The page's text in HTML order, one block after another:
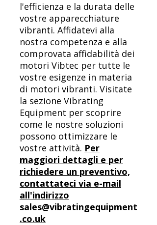
l'efficienza e la durata delle
vostre apparecchiature
vibranti. Affidatevi alla
nostra competenza e alla
comprovata affidabilità dei
motori Vibtec per tutte le
vostre esigenze in materia
di motori vibranti. Visitate
la sezione Vibrating
Equipment per scoprire
come le nostre soluzioni
possono ottimizzare le
vostre attività. Per
maggiori dettagli e per
richiedere un preventivo,
contattateci via e-mail
all'indirizzo
sales@vibratingequipment
.co.uk